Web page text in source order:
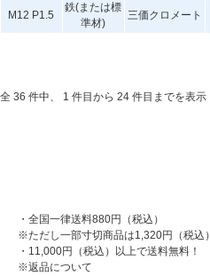
M12 P1.5
鉄(または標
準材)
三価クロメート
全 36 件中、 1 件目から 24 件目までを表示
・全国一律送料880円（税込）
※ただし一部寸切商品は1,320円（税込）
・11,000円（税込）以上で送料無料！
※返品について